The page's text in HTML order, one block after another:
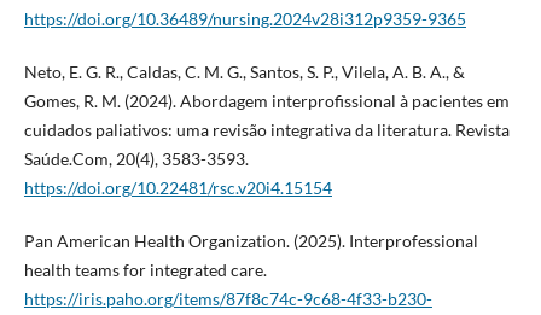
https://doi.org/10.36489/nursing.2024v28i312p9359-9365
Neto, E. G. R., Caldas, C. M. G., Santos, S. P., Vilela, A. B. A., &
Gomes, R. M. (2024). Abordagem interprofissional à pacientes em
cuidados paliativos: uma revisão integrativa da literatura. Revista
Saúde.Com, 20(4), 3583-3593.
https://doi.org/10.22481/rsc.v20i4.15154
Pan American Health Organization. (2025). Interprofessional
health teams for integrated care.
https://iris.paho.org/items/87f8c74c-9c68-4f33-b230-